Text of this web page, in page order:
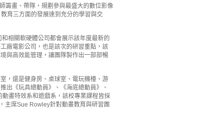
籌畫、帶隊，規劃參與最盛大的數位影像
育三方面的發展達到充分的學習與交
相關軟硬體公司都會展示該年度最新的
廠電影公司，也是該次的研習重點，該
與高效能管理，讓團隊製作出一部部暢
，還是健身房、桌球室、電玩機檯、游
出《玩具總動員》、《海底總動員》、
畫特效系和遊戲系，該校專業課程皆採
主席Sue Rowley針對動畫教育與研習團